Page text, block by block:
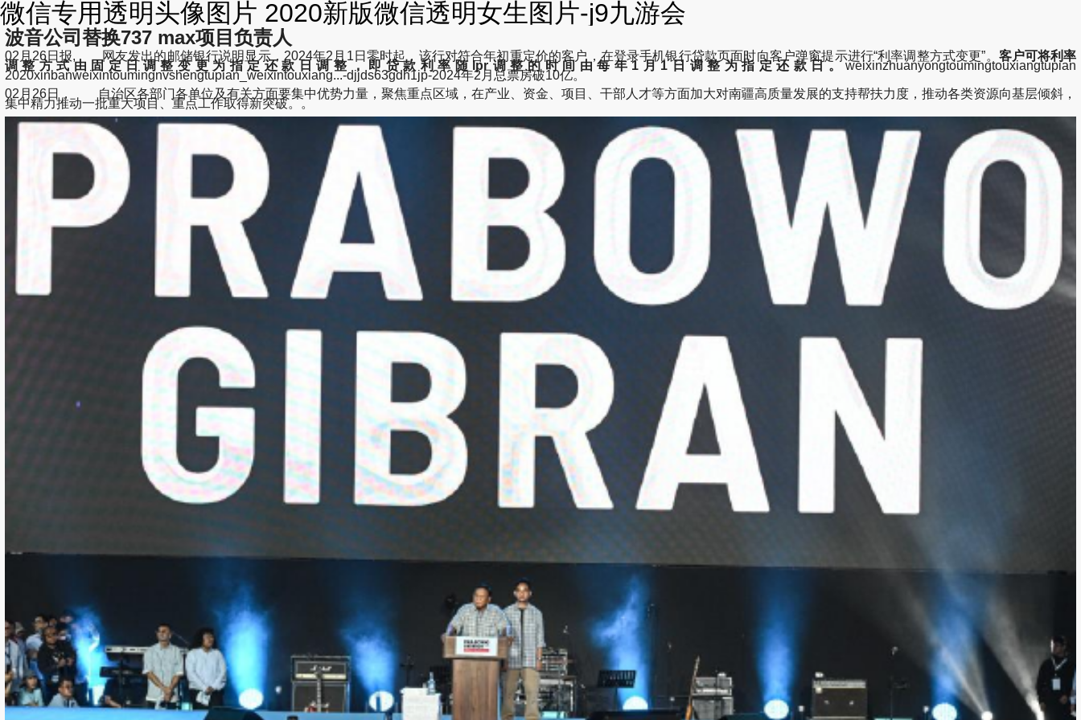
微信专用透明头像图片 2020新版微信透明女生图片-j9九游会
波音公司替换737 max项目负责人
02月26日报, 网友发出的邮储银行说明显示，2024年2月1日零时起，该行对符合年初重定价的客户，在登录手机银行贷款页面时向客户弹窗提示进行“利率调整方式变更”。 客户可将利率
调整方式由固定日调整变更为指定还款日调整，即贷款利率随lpr调整的时间由每年1月1日调整为指定还款日。weixinzhuanyongtoumingtouxiangtupian
2020xinbanweixintoumingnvshengtupian_weixintouxiang...-djjds63gdh1jp-2024年2月总票房破10亿。
02月26日， 自治区各部门各单位及有关方面要集中优势力量，聚焦重点区域，在产业、资金、项目、干部人才等方面加大对南疆高质量发展的支持帮扶力度，推动各类资源向基层倾斜，
集中精力推动一批重大项目、重点工作取得新突破。。